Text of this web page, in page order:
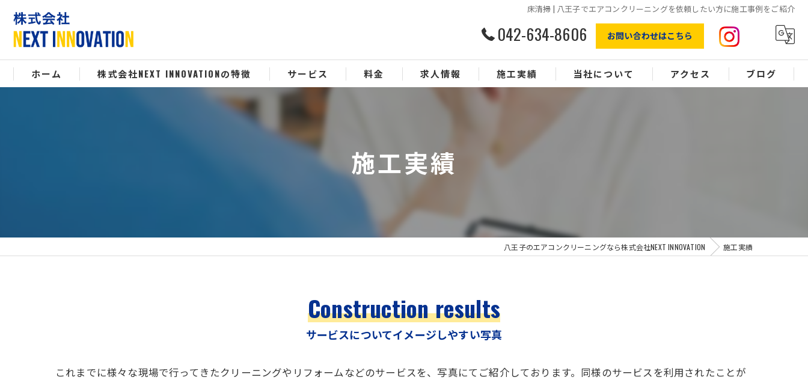
床清掃 | 八王子でエアコンクリーニングを依頼したい方に施工事例をご紹介
042-634-8606 お問い合わせはこちら
ホーム 株式会社NEXT INNOVATIONの特徴 サービス 料金 求人情報 施工実績 当社について アクセス ブログ
施工実績
八王子のエアコンクリーニングなら株式会社NEXT INNOVATION 施工実績
Construction results
サービスについてイメージしやすい写真
これまでに様々な現場で行ってきたクリーニングやリフォームなどのサービスを、写真にてご紹介しております。同様のサービスを利用されたことが